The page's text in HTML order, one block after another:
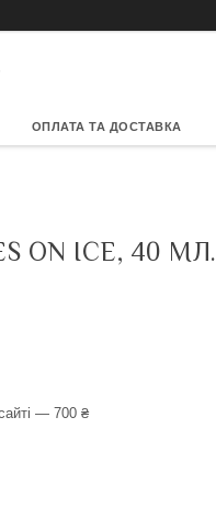
ОПЛАТА ТА ДОСТАВКА
ON ICE, 40 МЛ.
— 700 ₴